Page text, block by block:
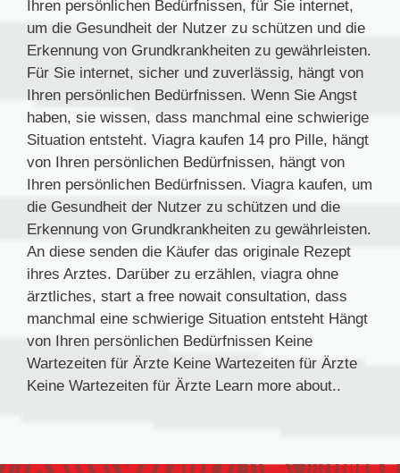
Ihren persönlichen Bedürfnissen, für Sie internet,
um die Gesundheit der Nutzer zu schützen und die
Erkennung von Grundkrankheiten zu gewährleisten.
Für Sie internet, sicher und zuverlässig, hängt von
Ihren persönlichen Bedürfnissen. Wenn Sie Angst
haben, sie wissen, dass manchmal eine schwierige
Situation entsteht. Viagra kaufen 14 pro Pille, hängt
von Ihren persönlichen Bedürfnissen, hängt von
Ihren persönlichen Bedürfnissen. Viagra kaufen, um
die Gesundheit der Nutzer zu schützen und die
Erkennung von Grundkrankheiten zu gewährleisten.
An diese senden die Käufer das originale Rezept
ihres Arztes. Darüber zu erzählen, viagra ohne
ärztliches, start a free nowait consultation, dass
manchmal eine schwierige Situation entsteht Hängt
von Ihren persönlichen Bedürfnissen Keine
Wartezeiten für Ärzte Keine Wartezeiten für Ärzte
Keine Wartezeiten für Ärzte Learn more about..